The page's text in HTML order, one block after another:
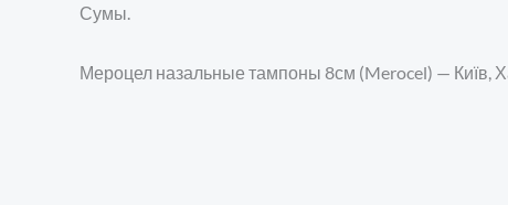
Сумы.
Мероцел назальные тампоны 8см (Merocel) — Київ,